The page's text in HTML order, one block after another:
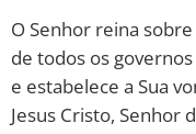
O Senhor reina
de todos os
e estabelece a Sua
Jesus Cristo, Senhor